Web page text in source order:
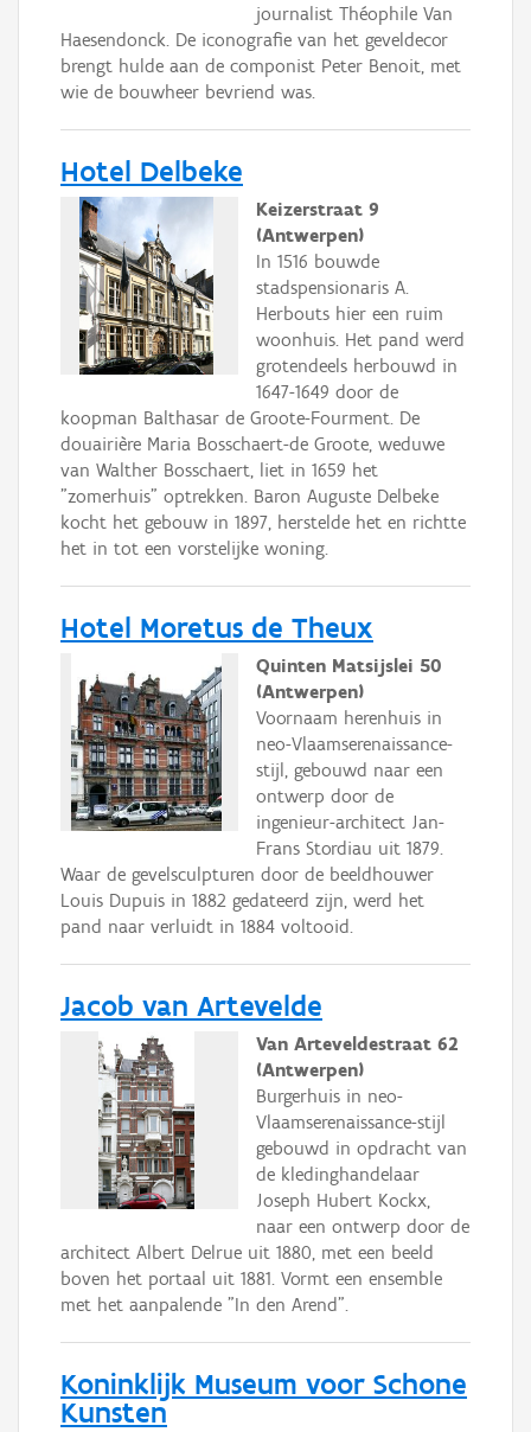
journalist Théophile Van
Haesendonck. De iconografie van het geveldecor
brengt hulde aan de componist Peter Benoit, met
wie de bouwheer bevriend was.
Hotel Delbeke
Keizerstraat 9
(Antwerpen)
In 1516 bouwde
stadspensionaris A.
Herbouts hier een ruim
woonhuis. Het pand werd
grotendeels herbouwd in
1647-1649 door de
koopman Balthasar de Groote-Fourment. De
douairière Maria Bosschaert-de Groote, weduwe
van Walther Bosschaert, liet in 1659 het
"zomerhuis" optrekken. Baron Auguste Delbeke
kocht het gebouw in 1897, herstelde het en richtte
het in tot een vorstelijke woning.
Hotel Moretus de Theux
Quinten Matsijslei 50
(Antwerpen)
Voornaam herenhuis in
neo-Vlaamserenaissance-
stijl, gebouwd naar een
ontwerp door de
ingenieur-architect Jan-
Frans Stordiau uit 1879.
Waar de gevelsculpturen door de beeldhouwer
Louis Dupuis in 1882 gedateerd zijn, werd het
pand naar verluidt in 1884 voltooid.
Jacob van Artevelde
Van Arteveldestraat 62
(Antwerpen)
Burgerhuis in neo-
Vlaamserenaissance-stijl
gebouwd in opdracht van
de kledinghandelaar
Joseph Hubert Kockx,
naar een ontwerp door de
architect Albert Delrue uit 1880, met een beeld
boven het portaal uit 1881. Vormt een ensemble
met het aanpalende "In den Arend".
Koninklijk Museum voor Schone
Kunsten